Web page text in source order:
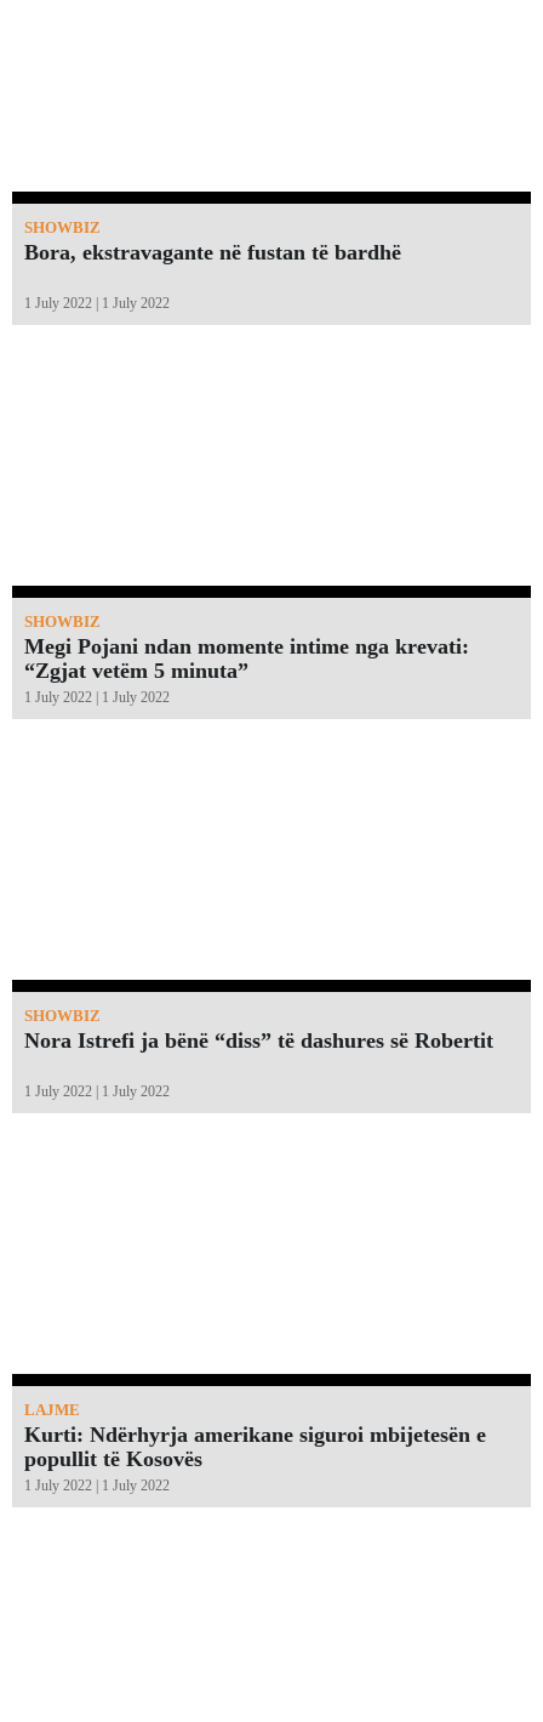
SHOWBIZ
Bora, ekstravagante në fustan të bardhë
1 July 2022 | 1 July 2022
SHOWBIZ
Megi Pojani ndan momente intime nga krevati:
“Zgjat vetëm 5 minuta”￼
1 July 2022 | 1 July 2022
SHOWBIZ
Nora Istrefi ja bënë “diss” të dashures së Robertit
1 July 2022 | 1 July 2022
LAJME
Kurti: Ndërhyrja amerikane siguroi mbijetesën e
popullit të Kosovës
1 July 2022 | 1 July 2022